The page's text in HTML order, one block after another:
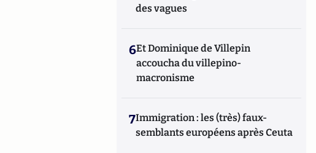
des vagues
6Et Dominique de Villepin
accoucha du villepino-
macronisme
7Immigration : les (très) faux-
semblants européens après Ceuta